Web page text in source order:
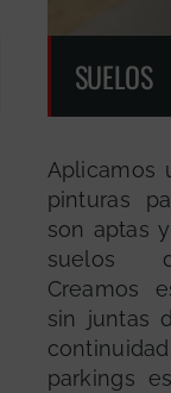
SUELOS
Aplicamos
pinturas
son aptas
suelos
Creamos
sin juntas
parkings